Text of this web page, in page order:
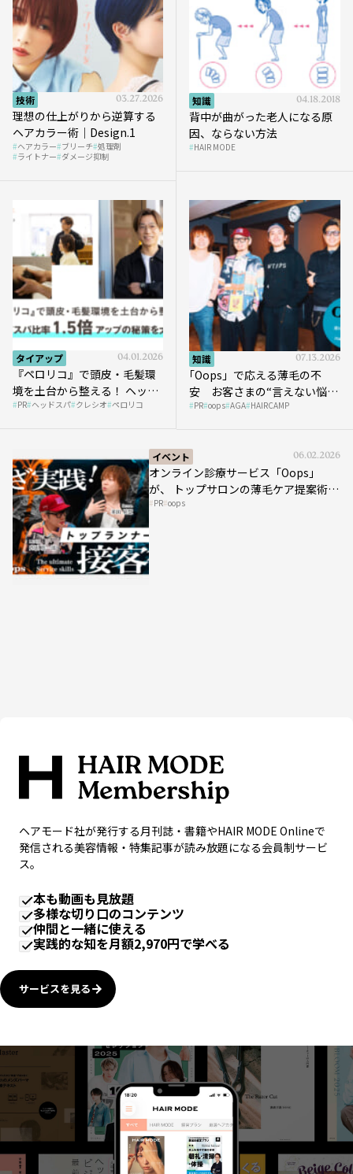
技術 03.27.2026
理想の仕上がりから逆算する
ヘアカラー術｜Design.1
ヘアカラー ブリーチ 処理剤
ライトナー ダメージ抑制
知識 04.18.2018
背中が曲がった老人になる原
因、ならない方法
HAIR MODE
タイアップ 04.01.2026
『ペロリコ』で頭皮・毛髪環
境を土台から整える！ ヘッド
スパ比率1.5倍アップの秘策を
PR ヘッドスパ クレシオ ペロリコ
知識 07.13.2026
｢Oops」で応える薄毛の不
安 お客さまの“言えない悩
み”にどう向き合う？ ＃01
PR oops AGA HAIRCAMP
イベント 06.02.2026
オンライン診療サービス「Oops」
が、 トップサロンの薄毛ケア提案術を
HAIRCAMPで公開！
PR oops
ヘアモード社が発行する月刊誌・書籍やHAIR MODE Onlineで
発信される美容情報・特集記事が読み放題になる会員制サービ
ス。
本も動画も見放題
多様な切り口のコンテンツ
仲間と一緒に使える
実践的な知を月額2,970円で学べる
サービスを見る